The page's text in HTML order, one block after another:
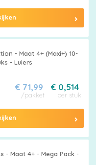
- Maat 4+ (Maxi+) 10-
- Luiers
€ 0,514
per stuk
€ 71,99
/pakket
- Maat 4+ - Mega Pack -